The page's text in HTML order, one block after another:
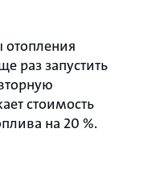
отопления
раз запустить
стоимость
на 20 %.